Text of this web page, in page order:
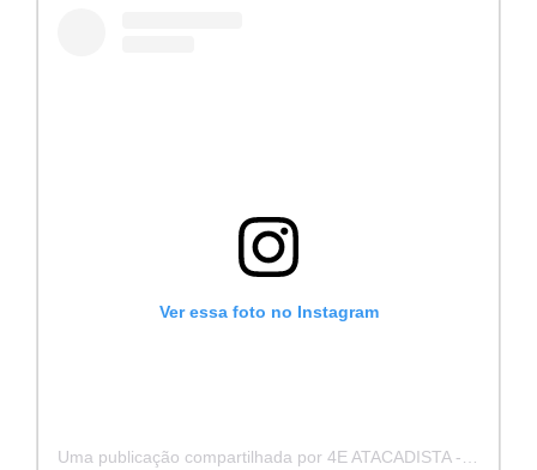
Ver essa foto no Instagram